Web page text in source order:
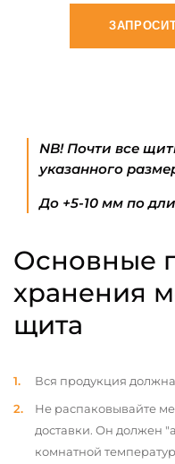
NB! Почти все
указанного
До +5-10 мм по
Основные
хранения
щита
Вся продукция
Не распаковывайте
доставки. Он должен
комнатной